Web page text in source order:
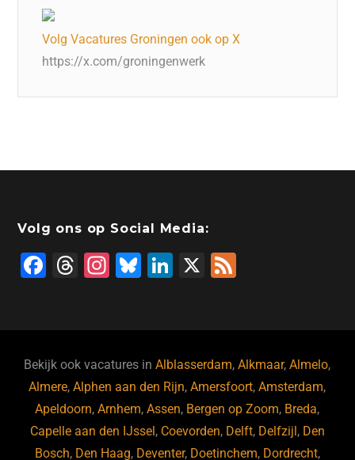
Volg Vacatures Groningen ook op X
https://x.com/groningenwerk
Volg ons op Social Media:
F
b
o
o
k
T
d
s
In
a
m
Bl
ky
Li
dI
n
X
Bekijk ook vacatures inAlblasserdam,Alkmaar,Almelo,
Almere,Alphen aan den Rijn,Amersfoort,Amsterdam,
Apeldoorn,Arnhem,Assen, Bergen op Zoom, Breda,
Capelle aan den IJssel, Coevorden, Delft, Delfzijl, Den
Bosch, Den Haag, Deventer, Doetinchem, Dordrecht,